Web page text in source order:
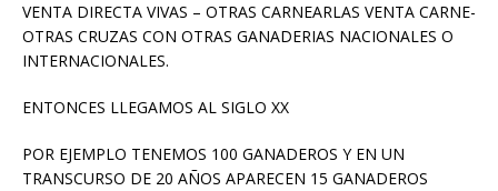
VENTA DIRECTA VIVAS – OTRAS CARNEARLAS VENTA CARNE-
OTRAS CRUZAS CON OTRAS GANADERIAS NACIONALES O
INTERNACIONALES.
ENTONCES LLEGAMOS AL SIGLO XX
POR EJEMPLO TENEMOS 100 GANADEROS Y EN UN
TRANSCURSO DE 20 AÑOS APARECEN 15 GANADEROS